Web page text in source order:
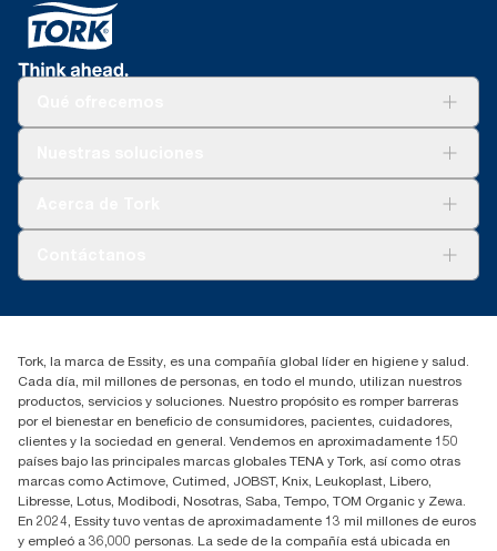
91 657 84 00
Tork, la marca de Essity, es una compañía global líder en higiene y salud.
Cada día, mil millones de personas, en todo el mundo, utilizan nuestros
productos, servicios y soluciones. Nuestro propósito es romper barreras
por el bienestar en beneficio de consumidores, pacientes, cuidadores,
clientes y la sociedad en general. Vendemos en aproximadamente 150
países bajo las principales marcas globales TENA y Tork, así como otras
marcas como Actimove, Cutimed, JOBST, Knix, Leukoplast, Libero,
Libresse, Lotus, Modibodi, Nosotras, Saba, Tempo, TOM Organic y Zewa.
En 2024, Essity tuvo ventas de aproximadamente 13 mil millones de euros
y empleó a 36,000 personas. La sede de la compañía está ubicada en